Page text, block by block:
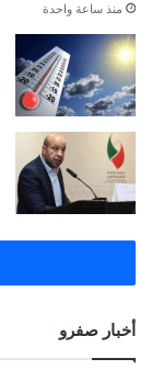
منذ ساعة واحدة
أخبار صفرو